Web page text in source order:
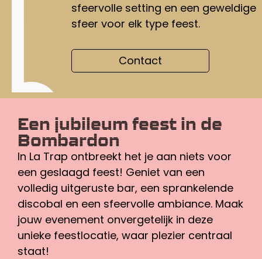
sfeervolle setting en een geweldige
sfeer voor elk type feest.
Contact
Een jubileum feest in de
Bombardon
In La Trap ontbreekt het je aan niets voor
een geslaagd feest! Geniet van een
volledig uitgeruste bar, een sprankelende
discobal en een sfeervolle ambiance. Maak
jouw evenement onvergetelijk in deze
unieke feestlocatie, waar plezier centraal
staat!